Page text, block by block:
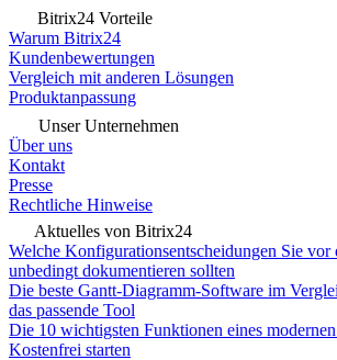
Bitrix24 Vorteile
Warum Bitrix24
Kundenbewertungen
Vergleich mit anderen Lösungen
Produktanpassung
Unser Unternehmen
Über uns
Kontakt
Presse
Rechtliche Hinweise
Aktuelles von Bitrix24
Welche Konfigurationsentscheidungen Sie vor
unbedingt dokumentieren sollten
Die beste Gantt-Diagramm-Software im
das passende Tool
Die 10 wichtigsten Funktionen eines
Kostenfrei starten